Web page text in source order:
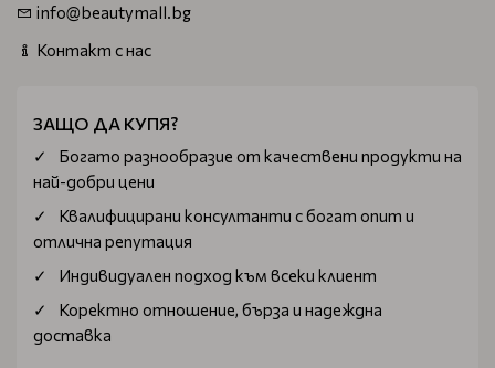
info@beautymall.bg
Контакт с нас
ЗАЩО ДА КУПЯ?
Богатo разнообразие от качествени продукти на
най-добри цени
Квалифицирани консултанти с богат опит и
отлична репутация
Индивидуален подход към всеки клиент
Коректно отношение, бърза и надеждна
доставка